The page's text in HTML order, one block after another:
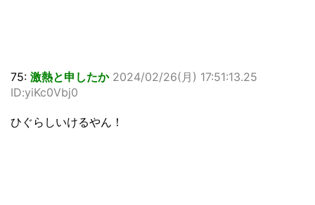
75: 激熱と申したか 2024/02/26(月) 17:51:13.25
ID:yiKc0Vbj0
ひぐらしいけるやん！